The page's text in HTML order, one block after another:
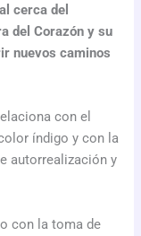
cerca del
del Corazón y su
nuevos caminos
con el
índigo y con la
autorrealización y
con la toma de